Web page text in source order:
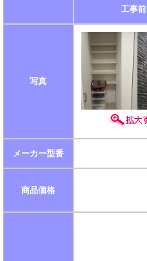
工事前
写真
メーカー型番
商品価格